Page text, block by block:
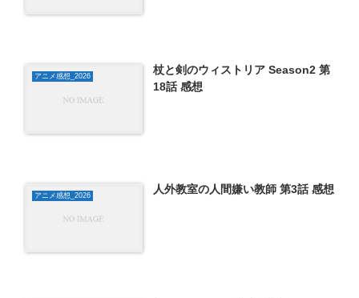
アニメ感想_2026
杖と剣のウィストリア Season2 第
18話 感想
アニメ感想_2026 人外教室の人間嫌い教師 第3話 感想